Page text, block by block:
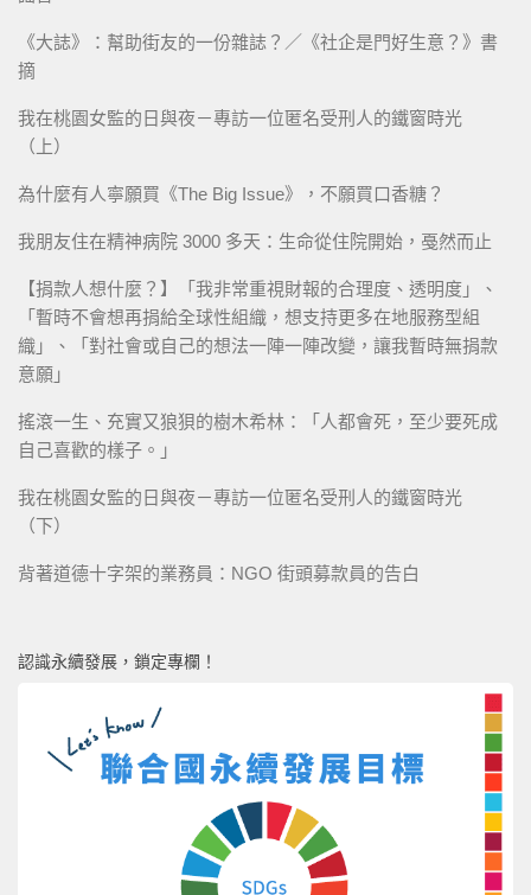
《大誌》：幫助街友的一份雜誌？／《社企是門好生意？》書
摘
我在桃園女監的日與夜－專訪一位匿名受刑人的鐵窗時光
（上）
為什麼有人寧願買《The Big Issue》，不願買口香糖？
我朋友住在精神病院 3000 多天：生命從住院開始，戞然而止
【捐款人想什麼？】「我非常重視財報的合理度、透明度」、
「暫時不會想再捐給全球性組織，想支持更多在地服務型組
織」、「對社會或自己的想法一陣一陣改變，讓我暫時無捐款
意願」
搖滾一生、充實又狼狽的樹木希林：「人都會死，至少要死成
自己喜歡的樣子。」
我在桃園女監的日與夜－專訪一位匿名受刑人的鐵窗時光
（下）
背著道德十字架的業務員：NGO 街頭募款員的告白
認識永續發展，鎖定專欄！